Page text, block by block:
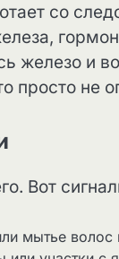
со
железо и
просто не
Вот
мытье